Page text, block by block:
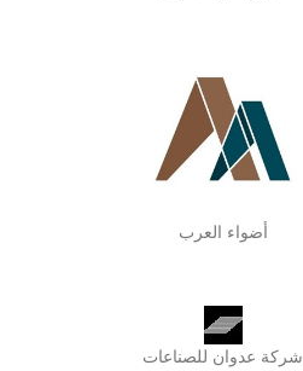
أضواء العرب
شركة عدوان للصناعات